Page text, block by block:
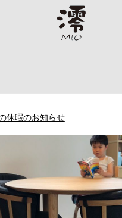
休暇のお知らせ